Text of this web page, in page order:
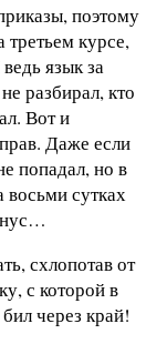
поэтому
курсе,
язык за
разбирал, кто
Вот и
Даже если
попадал, но в
восьми сутках
схлопотав от
с которой в
через край!